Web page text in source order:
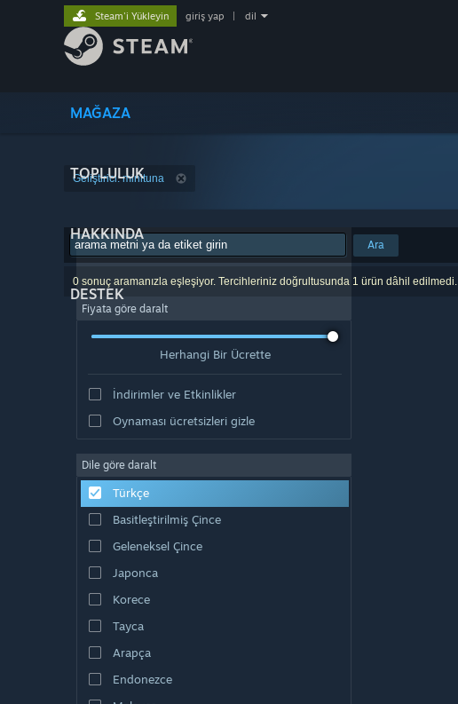
MAĞAZA
TOPLULUK
HAKKINDA
DESTEK
Steam'i Yükleyin giriş yap dil
Geliştirici: minituna
Ara
0 sonuç aramanızla eşleşiyor. Tercihleriniz doğrultusunda 1 ürün dâhil edilmedi.
Fiyata göre daralt
Herhangi Bir Ücrette
İndirimler ve Etkinlikler
Oynaması ücretsizleri gizle
Dile göre daralt
Türkçe
Basitleştirilmiş Çince
Geleneksel Çince
Japonca
Korece
Tayca
Arapça
Endonezce